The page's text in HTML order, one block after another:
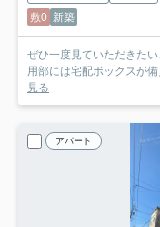
敷0 新築
ぜひ一度見ていただきた
用部には宅配ボックスが
見る
アパート